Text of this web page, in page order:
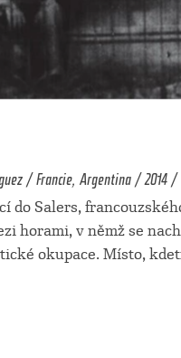
/ Francie, Argentina / 2014
do Salers,
horami, v němž se
okupace. Místo,